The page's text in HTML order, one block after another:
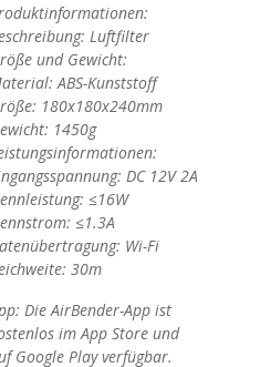
Luftfilter
und Gewicht:
ABS-Kunststoff
180x180x240mm
1450g
DC 12V 2A
≤16W
≤1.3A
Wi-Fi
30m
Die AirBender-App ist
im App Store und
Google Play verfügbar.